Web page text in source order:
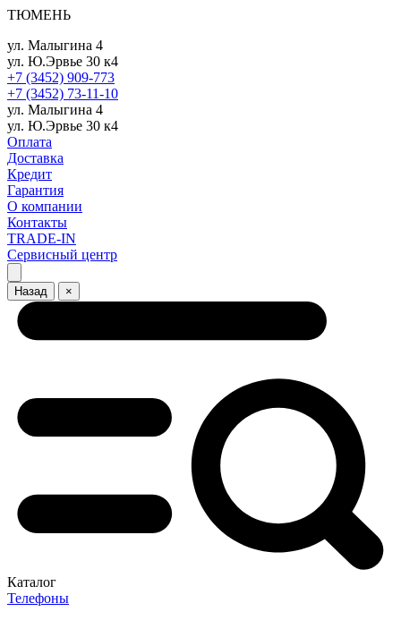
ТЮМЕНЬ
ул. Малыгина 4
ул. Ю.Эрвье 30 к4
+7 (3452) 909-773
+7 (3452) 73-11-10
ул. Малыгина 4
ул. Ю.Эрвье 30 к4
Оплата
Доставка
Кредит
Гарантия
О компании
Контакты
TRADE-IN
Сервисный центр
Назад ×
Каталог
Телефоны